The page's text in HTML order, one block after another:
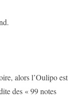
alors l’Oulipo est
des « 99 notes